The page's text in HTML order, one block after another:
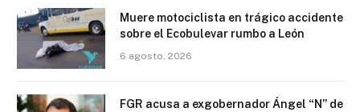
Muere motociclista en trágico accidente
sobre el Ecobulevar rumbo a León
6 agosto, 2026
FGR acusa a exgobernador Ángel “N” de